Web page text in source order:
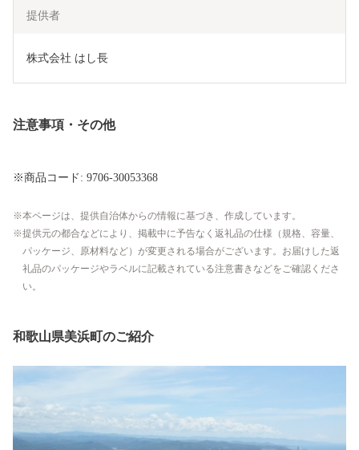
提供者
株式会社 はし長
注意事項・その他
※商品コード: 9706-30053368
本ページは、提供自治体からの情報に基づき、作成しています。
提供元の都合などにより、掲載中に予告なく返礼品の仕様（規格、容量、
パッケージ、原材料など）が変更される場合がございます。お届けした返
礼品のパッケージやラベルに記載されている注意書きなどをご確認くださ
い。
和歌山県美浜町のご紹介